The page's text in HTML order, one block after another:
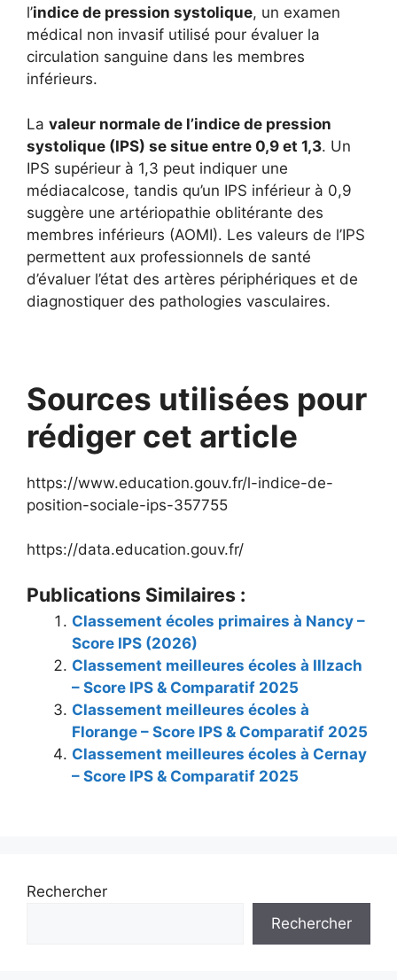
l’indice de pression systolique, un examen
médical non invasif utilisé pour évaluer la
circulation sanguine dans les membres
inférieurs.
La valeur normale de l’indice de pression
systolique (IPS) se situe entre 0,9 et 1,3. Un
IPS supérieur à 1,3 peut indiquer une
médiacalcose, tandis qu’un IPS inférieur à 0,9
suggère une artériopathie oblitérante des
membres inférieurs (AOMI). Les valeurs de l’IPS
permettent aux professionnels de santé
d’évaluer l’état des artères périphériques et de
diagnostiquer des pathologies vasculaires.
Sources utilisées pour
rédiger cet article
https://www.education.gouv.fr/l-indice-de-
position-sociale-ips-357755
https://data.education.gouv.fr/
Publications Similaires :
Classement écoles primaires à Nancy –
Score IPS (2026)
Classement meilleures écoles à Illzach
– Score IPS & Comparatif 2025
Classement meilleures écoles à
Florange – Score IPS & Comparatif 2025
Classement meilleures écoles à Cernay
– Score IPS & Comparatif 2025
Rechercher
Rechercher